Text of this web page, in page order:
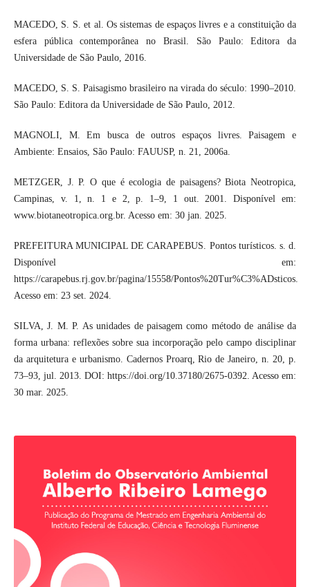
MACEDO, S. S. et al. Os sistemas de espaços livres e a constituição da
esfera pública contemporânea no Brasil. São Paulo: Editora da
Universidade de São Paulo, 2016.
MACEDO, S. S. Paisagismo brasileiro na virada do século: 1990–2010.
São Paulo: Editora da Universidade de São Paulo, 2012.
MAGNOLI, M. Em busca de outros espaços livres. Paisagem e
Ambiente: Ensaios, São Paulo: FAUUSP, n. 21, 2006a.
METZGER, J. P. O que é ecologia de paisagens? Biota Neotropica,
Campinas, v. 1, n. 1 e 2, p. 1–9, 1 out. 2001. Disponível em:
www.biotaneotropica.org.br. Acesso em: 30 jan. 2025.
PREFEITURA MUNICIPAL DE CARAPEBUS. Pontos turísticos. s. d.
Disponível em:
https://carapebus.rj.gov.br/pagina/15558/Pontos%20Tur%C3%ADsticos.
Acesso em: 23 set. 2024.
SILVA, J. M. P. As unidades de paisagem como método de análise da
forma urbana: reflexões sobre sua incorporação pelo campo disciplinar
da arquitetura e urbanismo. Cadernos Proarq, Rio de Janeiro, n. 20, p.
73–93, jul. 2013. DOI: https://doi.org/10.37180/2675-0392. Acesso em:
30 mar. 2025.